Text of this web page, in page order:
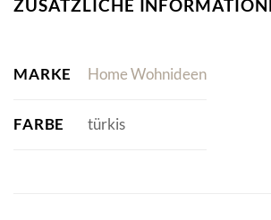
ZUSÄTZLICHE
MARKE Home Wohnideen
FARBE türkis